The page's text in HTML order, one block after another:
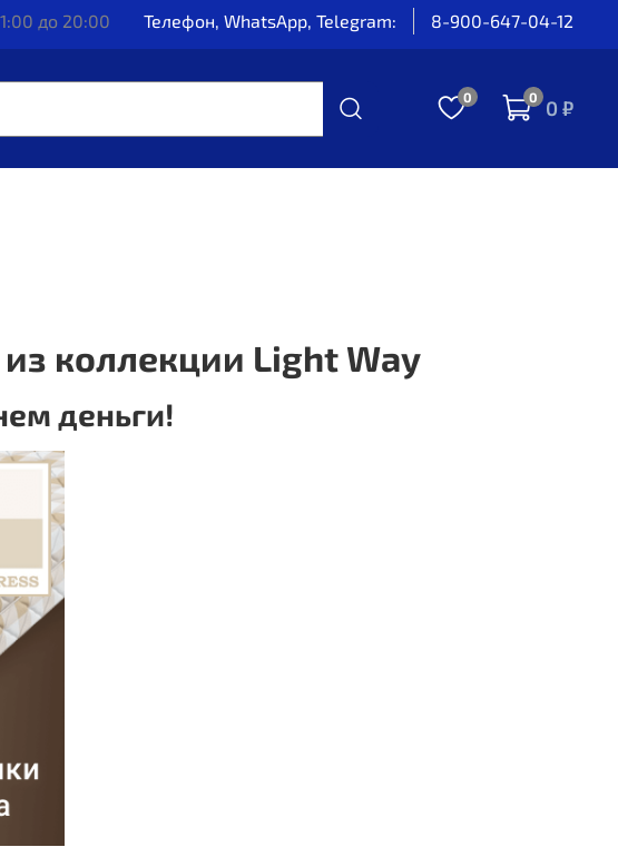
до 20:00 Телефон, WhatsApp, Telegram: 8-900-647-04-12
0 0 0 ₽
коллекции Light Way
деньги!